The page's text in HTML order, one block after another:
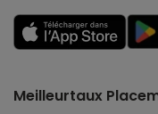
Meilleurtaux